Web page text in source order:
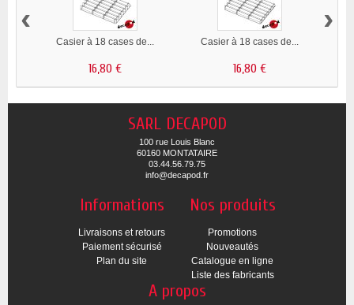
Casier à 18 cases de...
16,80 €
Casier à 18 cases de...
16,80 €
‹ ›
SARL DECAPOD
100 rue Louis Blanc
60160 MONTATAIRE
03.44.56.79.75
info@decapod.fr
Informations
Livraisons et retours
Paiement sécurisé
Plan du site
Nos produits
Promotions
Nouveautés
Catalogue en ligne
Liste des fabricants
A propos